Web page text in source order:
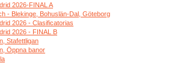
2026-FINAL A
- Blekinge, Bohuslän-Dal, Göteborg
2026 - Clasificatorias
2026 - FINAL B
Stafettligan
Öppna banor